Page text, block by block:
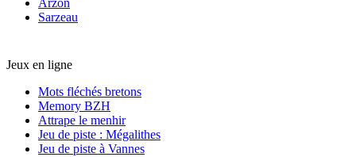
Arzon
Sarzeau
Jeux en ligne
Mots fléchés bretons
Memory BZH
Attrape le menhir
Jeu de piste : Mégalithes
Jeu de piste à Vannes